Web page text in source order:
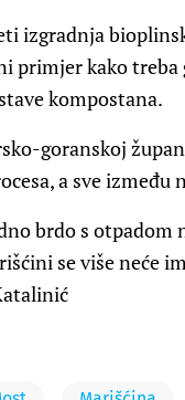
izgradnja
primjer kako
kompostana.
goranskoj
a sve između
brdo s
se više neće